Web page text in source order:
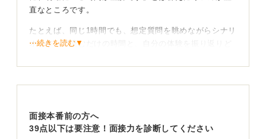
直なところです。
たとえば、同じ1時間でも、想定質問を眺めながらシナリ
オを作って読むだけの時間と、自分の体験を振り返りど
は、対策の質がまったく異なります。
自分の言葉で話せる状態を目指して、対策の軸を明
⋯続きを読む▼
面接本番前の方へ
39点以下は要注意！面接力を診断してください